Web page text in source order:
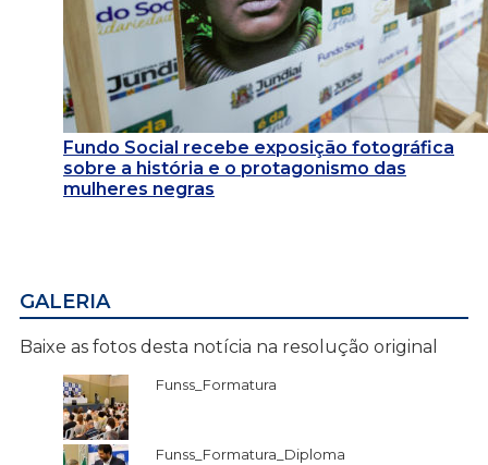
Fundo Social recebe exposição fotográfica
sobre a história e o protagonismo das
mulheres negras
GALERIA
Baixe as fotos desta notícia na resolução original
Funss_Formatura
Funss_Formatura_Diploma